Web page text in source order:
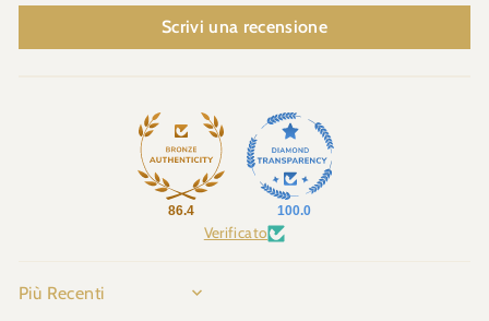
Scrivi una recensione
86.4 100.0
Verificato
SORT BY